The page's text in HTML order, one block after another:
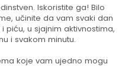
Iskoristite ga! Bilo
učinite da vam svaki dan
piću, u sjajnim aktivnostima,
i svakom minutu.
koje vam ujedno mogu